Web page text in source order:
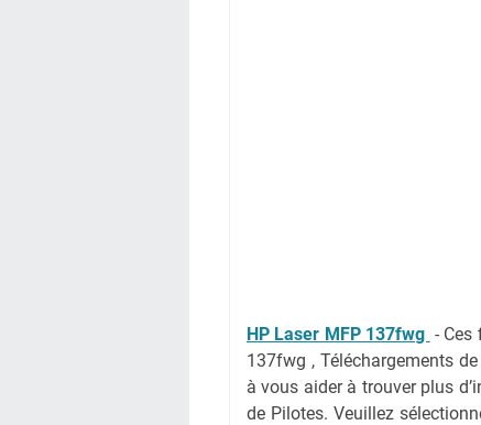
HP Laser MFP 137fwg - Ces
137fwg , Téléchargements
à vous aider à trouver plus
de Pilotes. Veuillez